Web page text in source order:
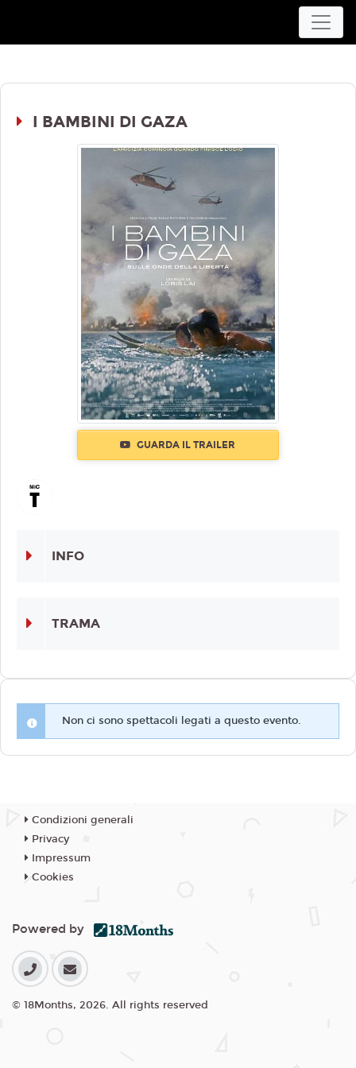
I BAMBINI DI GAZA
GUARDA IL TRAILER
INFO
TRAMA
Non ci sono spettacoli legati a questo evento.
Condizioni generali
Privacy
Impressum
Cookies
Powered by
© 18Months, 2026. All rights reserved